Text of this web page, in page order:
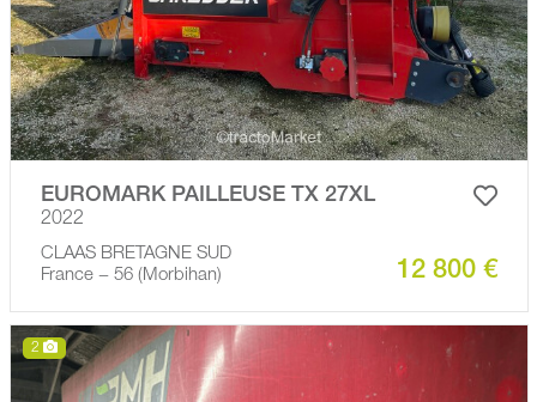
EUROMARK PAILLEUSE TX 27XL
2022
CLAAS BRETAGNE SUD
France − 56 (Morbihan)
12 800 €
2